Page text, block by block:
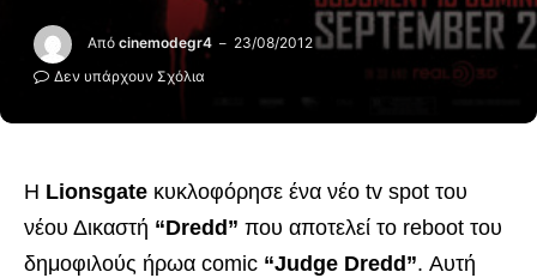
Από cinemodegr4
23/08/2012
Δεν υπάρχουν Σχόλια
Η Lionsgate κυκλοφόρησε ένα νέο tv spot του
νέου Δικαστή “Dredd” που αποτελεί το reboot του
δημοφιλούς ήρωα comic “Judge Dredd”. Αυτή